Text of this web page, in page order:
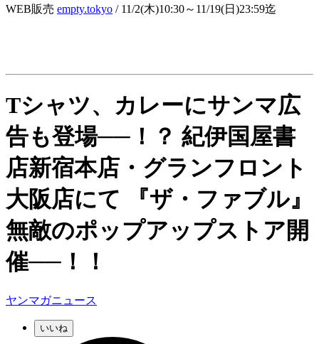
WEB販売 empty.tokyo / 11/2(木)10:30～11/19(日)23:59迄
Tシャツ、カレーにサンマ広
告も登場──！？ 紀伊国屋書
店新宿本店・グランフロント
大阪店にて 『ザ・ファブル』
無敵のポップアップストア開
催──！！
ヤンマガニュース
いいね